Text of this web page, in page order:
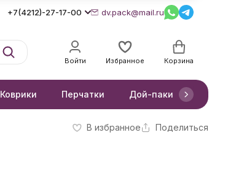
+7(4212)-27-17-00 dv.pack@mail.ru
Войти Избранное Корзина
Коврики Перчатки Дой-паки
В избранное Поделиться